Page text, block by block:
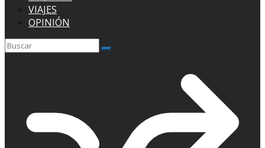
VIAJES
OPINIÓN